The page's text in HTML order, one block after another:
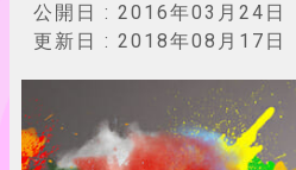
公開日 : 2016年03月24日
更新日 : 2018年08月17日